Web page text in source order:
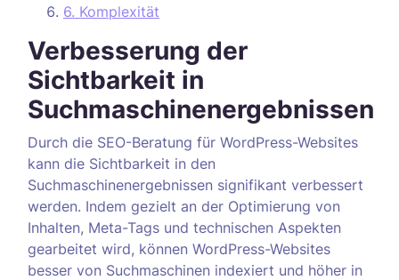
6. Komplexität
Verbesserung der
Sichtbarkeit in
Suchmaschinenergebnissen
Durch die SEO-Beratung für WordPress-Websites
kann die Sichtbarkeit in den
Suchmaschinenergebnissen signifikant verbessert
werden. Indem gezielt an der Optimierung von
Inhalten, Meta-Tags und technischen Aspekten
gearbeitet wird, können WordPress-Websites
besser von Suchmaschinen indexiert und höher in